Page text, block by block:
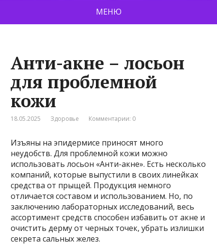
МЕНЮ
Анти-акне – лосьон
для проблемной
кожи
18.05.2025 Здоровье Комментарии: 0
Изъяны на эпидермисе приносят много
неудобств. Для проблемной кожи можно
использовать лосьон «Анти-акне». Есть несколько
компаний, которые выпустили в своих линейках
средства от прыщей. Продукция немного
отличается составом и использованием. Но, по
заключению лабораторных исследований, весь
ассортимент средств способен избавить от акне и
очистить дерму от черных точек, убрать излишки
секрета сальных желез.